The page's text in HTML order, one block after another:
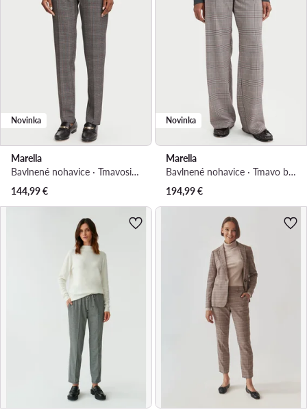
Novinka
Marella
Bavlnené nohavice · Tmavosivá · Regular fit
144,99€
Novinka
Marella
Bavlnené nohavice · Tmavo béžová · Regular fit
194,99€